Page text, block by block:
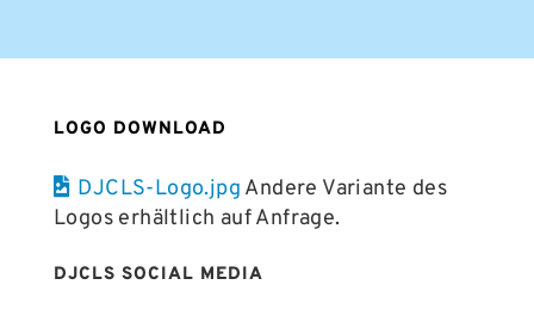
LOGO DOWNLOAD
DJCLS-Logo.jpg Andere Variante des
Logos erhältlich auf Anfrage.
DJCLS SOCIAL MEDIA